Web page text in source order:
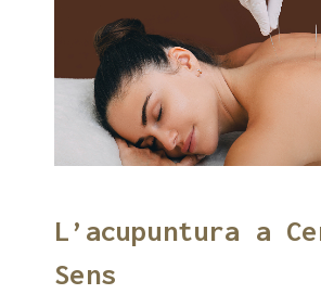
L’acupuntura a
Sens